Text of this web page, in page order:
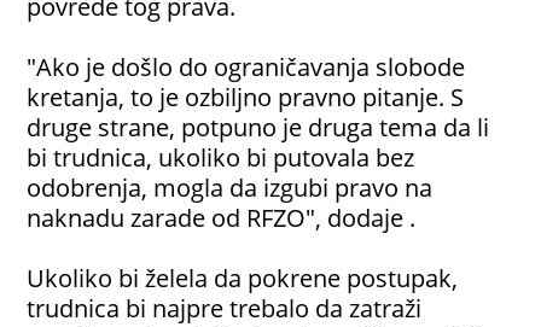
"Ako je došlo do ograničavanja slobode
kretanja, to je ozbiljno pravno pitanje. S
druge strane, potpuno je druga tema da li
bi trudnica, ukoliko bi putovala bez
odobrenja, mogla da izgubi pravo na
naknadu zarade od RFZO", dodaje .
Ukoliko bi želela da pokrene postupak,
trudnica bi najpre trebalo da zatraži